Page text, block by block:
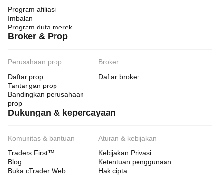
Program afiliasi
Imbalan
Program duta merek
Broker & Prop
Perusahaan prop
Daftar prop
Tantangan prop
Bandingkan perusahaan
prop
Broker
Daftar broker
Dukungan & kepercayaan
Komunitas & bantuan
Traders First™
Blog
Buka cTrader Web
Aturan & kebijakan
Kebijakan Privasi
Ketentuan penggunaan
Hak cipta